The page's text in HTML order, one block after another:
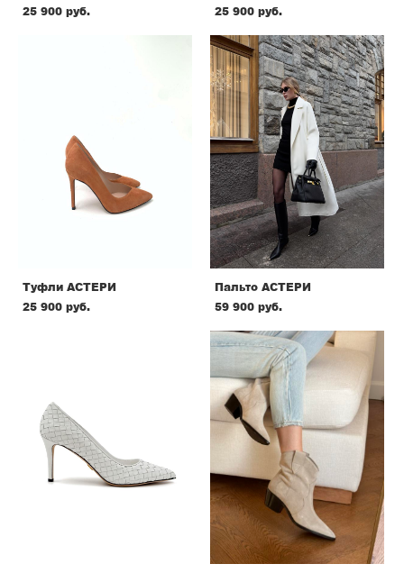
25 900 pуб.
25 900 pуб.
Туфли АСТЕРИ
25 900 pуб.
Пальто АСТЕРИ
59 900 pуб.